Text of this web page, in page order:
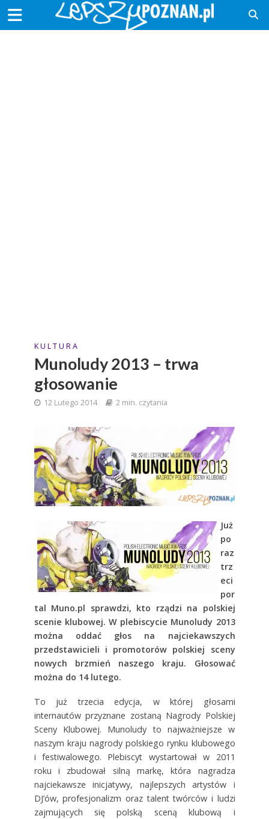
K U L T U R A
Munoludy 2013 – trwa
głosowanie
12 Lutego 2014 2 min. czytania
Już
po
raz
trz
eci
por
tal Muno.pl sprawdzi, kto rządzi na polskiej
scenie klubowej. W plebiscycie Munoludy 2013
można oddać głos na najciekawszych
przedstawicieli i promotorów polskiej sceny
nowych brzmień naszego kraju. Głosować
można do 14 lutego.
To już trzecia edycja, w której głosami
internautów przyznane zostaną Nagrody Polskiej
Sceny Klubowej. Munoludy to najważniejsze w
naszym kraju nagrody polskiego rynku klubowego
i festiwalowego. Plebiscyt wystartował w 2011
roku i zbudował silną markę, która nagradza
najciekawsze inicjatywy, najlepszych artystów i
DJ’ów, profesjonalizm oraz talent twórców i ludzi
zajmujących się polską sceną klubową i